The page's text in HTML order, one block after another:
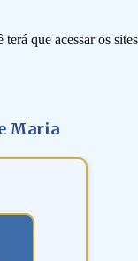
que acessar os sites
Maria